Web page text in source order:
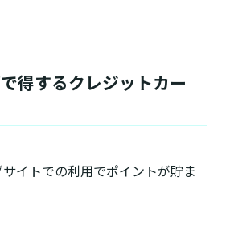
得するクレジットカー
イトでの利用でポイントが貯ま